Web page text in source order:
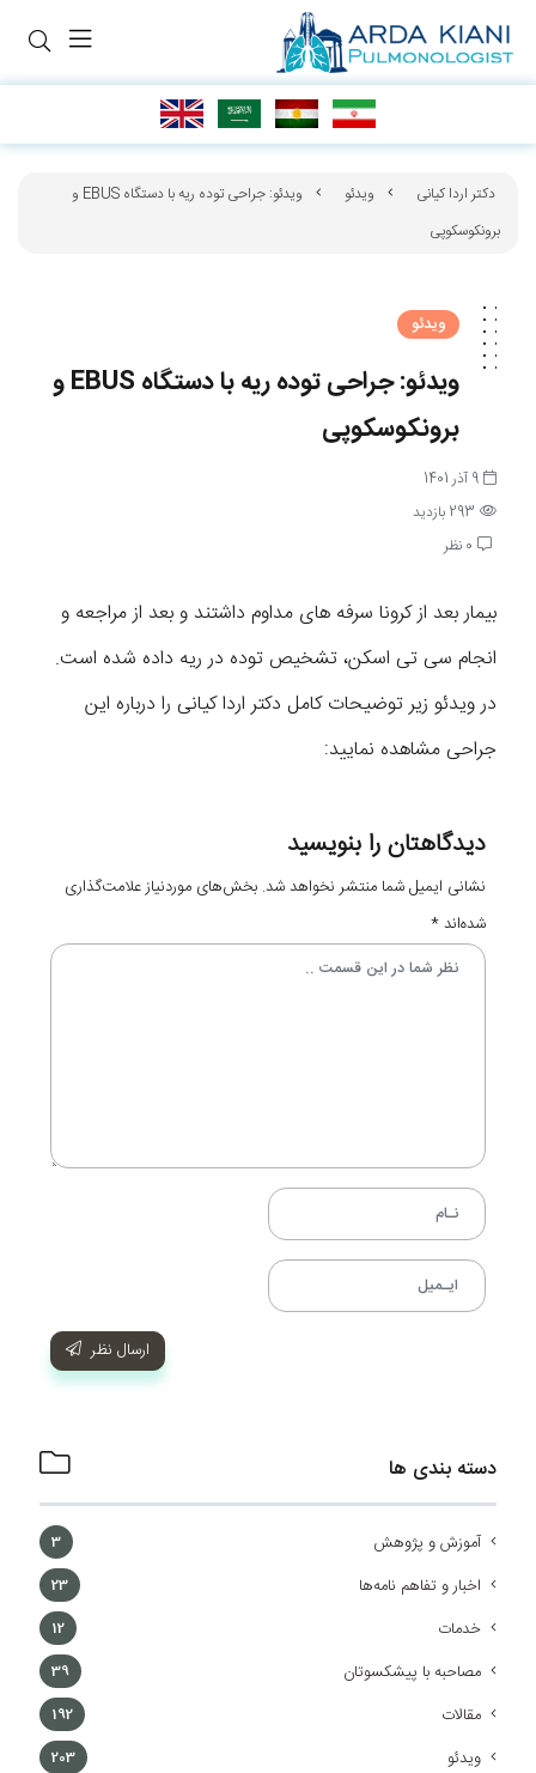
دکتر اردا کیانی ویدئو
ویدئو: جراحی توده ریه با دستگاه EBUS و
برونکوسکوپی
ویدئو
ویدئو: جراحی توده ریه با دستگاه EBUS و
برونکوسکوپی
9 آذر 1401
293 بازدید
0 نظر
بیمار بعد از کرونا سرفه های مداوم داشتند و بعد از مراجعه و
انجام سی تی اسکن، تشخیص توده در ریه داده شده است.
در ویدئو زیر توضیحات کامل دکتر اردا کیانی را درباره این
جراحی مشاهده نمایید:
دیدگاهتان را بنویسید
نشانی ایمیل شما منتشر نخواهد شد. بخش‌های موردنیاز علامت‌گذاری
شده‌اند*
ارسال نظر
دسته بندی ها
آموزش و پژوهش 3
اخبار و تفاهم نامه‌ها 23
خدمات 12
مصاحبه با پیشکسوتان 39
مقالات 192
ویدئو 203